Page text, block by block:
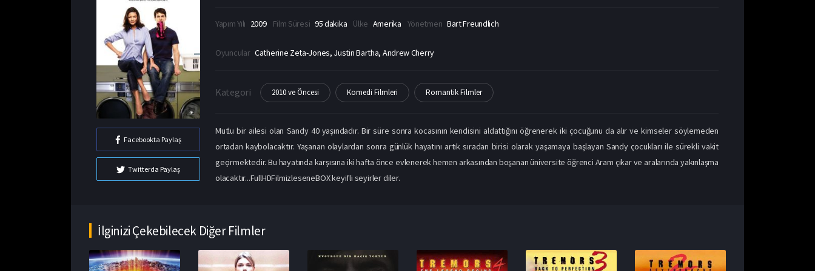
Facebookta Paylaş
Twitterda Paylaş
Yapım Yılı 2009 Film Süresi 95 dakika Ülke Amerika Yönetmen Bart Freundlich
Oyuncular Catherine Zeta-Jones, Justin Bartha, Andrew Cherry
Kategori 2010 ve Öncesi Komedi Filmleri Romantik Filmler
Mutlu bir ailesi olan Sandy 40 yaşındadır. Bir süre sonra kocasının kendisini aldattığını öğrenerek iki çocuğunu da alır ve kimseler söylemeden
ortadan kaybolacaktır. Yaşanan olaylardan sonra günlük hayatını artık sıradan birisi olarak yaşamaya başlayan Sandy çocukları ile sürekli vakit
geçirmektedir. Bu hayatında karşısına iki hafta önce evlenerek hemen arkasından boşanan üniversite öğrenci Aram çıkar ve aralarında yakınlaşma
olacaktır...FullHDFilmizleseneBOX keyifli seyirler diler.
İlginizi Çekebilecek Diğer Filmler